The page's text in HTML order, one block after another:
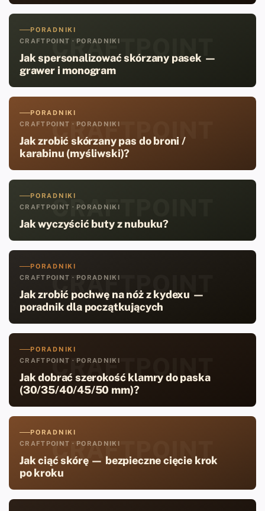
CRAFTPOINT
PORADNIKI
CRAFTPOINT · PORADNIKI
Jak spersonalizować skórzany pasek —
grawer i monogram
CRAFTPOINT
PORADNIKI
CRAFTPOINT · PORADNIKI
Jak zrobić skórzany pas do broni /
karabinu (myśliwski)?
CRAFTPOINT
PORADNIKI
CRAFTPOINT · PORADNIKI
Jak wyczyścić buty z nubuku?
CRAFTPOINT
PORADNIKI
CRAFTPOINT · PORADNIKI
Jak zrobić pochwę na nóż z kydexu —
poradnik dla początkujących
CRAFTPOINT
PORADNIKI
CRAFTPOINT · PORADNIKI
Jak dobrać szerokość klamry do paska
(30/35/40/45/50 mm)?
CRAFTPOINT
PORADNIKI
CRAFTPOINT · PORADNIKI
Jak ciąć skórę — bezpieczne cięcie krok
po kroku